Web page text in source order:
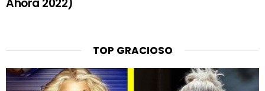
Ahora 2022)
TOP GRACIOSO